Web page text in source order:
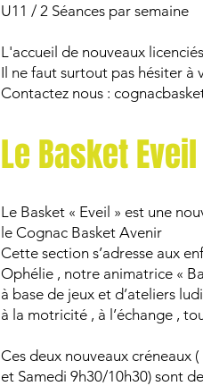
U11 / 2 Séances par semaine
L'accueil de nouveaux
Il ne faut surtout pas hésiter à
Contactez nous :
Le Basket Eveil
Le Basket « Eveil » est une
le Cognac Basket Avenir
Cette section s’adresse aux
Ophélie , notre animatrice «
à base de jeux et d’ateliers
à la motricité , à l’échange ,
Ces deux nouveaux créneaux
et Samedi 9h30/10h30) sont